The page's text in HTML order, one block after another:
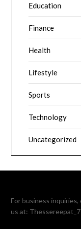
Education
Finance
Health
Lifestyle
Sports
Technology
Uncategorized
For business
us at: